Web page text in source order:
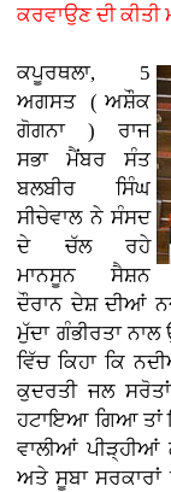
ਕਰਵਾਉਣ ਦੀ ਕੀਤੀ
ਕਪੂਰਥਲਾ, 5
ਅਗਸਤ ( ਅਸ਼ੌਕ
ਗੋਗਨਾ )ਰਾਜ
ਸਭਾ ਮੈਂਬਰ ਸੰਤ
ਬਲਬੀਰ ਸਿੰਘ
ਸੀਚੇਵਾਲ ਨੇ ਸੰਸਦ
ਦੇ ਚੱਲ ਰਹੇ
ਮਾਨਸੂਨ ਸੈਸ਼ਨ
ਦੌਰਾਨ ਦੇਸ਼ ਦੀਆਂ
ਮੁੱਦਾ ਗੰਭੀਰਤਾ
ਵਿੱਚ ਕਿਹਾ ਕਿ
ਕੁਦਰਤੀ ਜਲ
ਹਟਾਇਆ ਗਿਆ ਤਾਂ
ਵਾਲੀਆਂ
ਅਤੇ ਸੂਬਾ ਸਰਕਾਰਾਂ